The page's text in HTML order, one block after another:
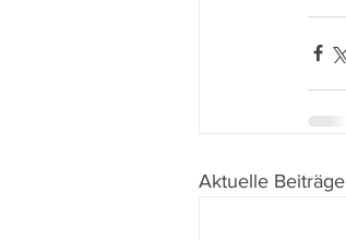
Aktuelle Beiträge